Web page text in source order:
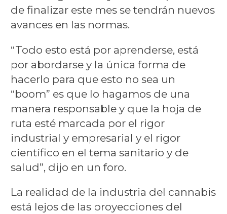
de finalizar este mes se tendrán nuevos
avances en las normas.
“Todo esto está por aprenderse, está
por abordarse y la única forma de
hacerlo para que esto no sea un
“boom” es que lo hagamos de una
manera responsable y que la hoja de
ruta esté marcada por el rigor
industrial y empresarial y el rigor
científico en el tema sanitario y de
salud”, dijo en un foro.
La realidad de la industria del cannabis
está lejos de las proyecciones del